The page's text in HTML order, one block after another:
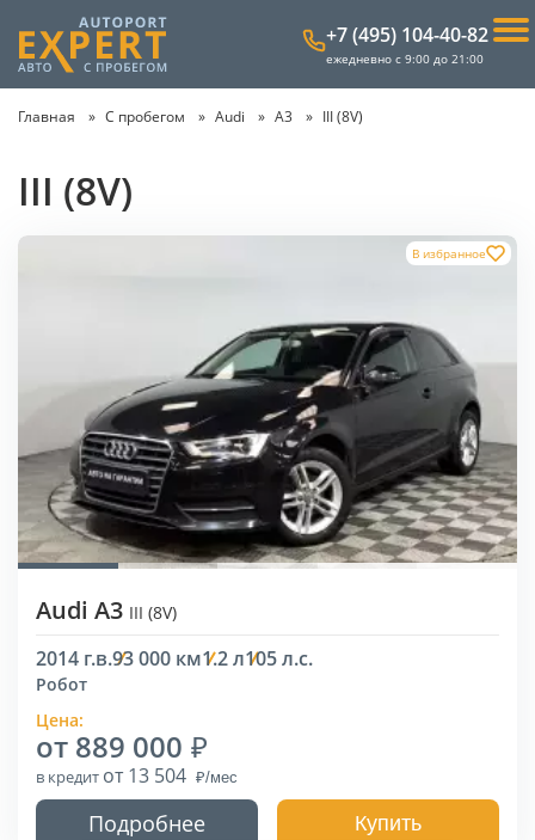
+7 (495) 104-40-82
ежедневно с 9:00 до 21:00
Главная С пробегом Audi A3 III (8V)
III (8V)
В избранное
Audi A3 III (8V)
2014 г.в.93 000 км1.2 л105 л.с.
Робот
Цена:
от 889 000
в кредит от 13 504
Подробнее Купить